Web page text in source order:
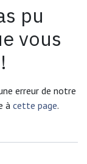
pu
vous
erreur de notre
à cette page.